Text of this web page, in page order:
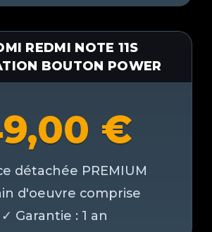
REDMI NOTE 11S
BOUTON POWER
€